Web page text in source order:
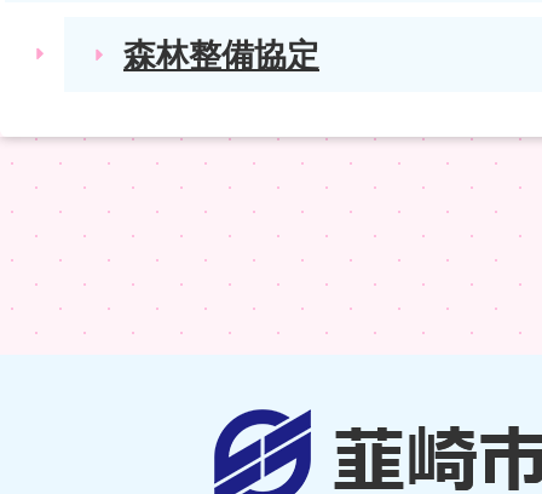
森林整備協定